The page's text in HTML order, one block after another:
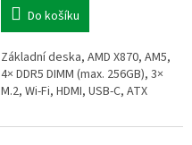
Do košíku
Základní deska, AMD X870, AM5,
4× DDR5 DIMM (max. 256GB), 3×
M.2, Wi-Fi, HDMI, USB-C, ATX